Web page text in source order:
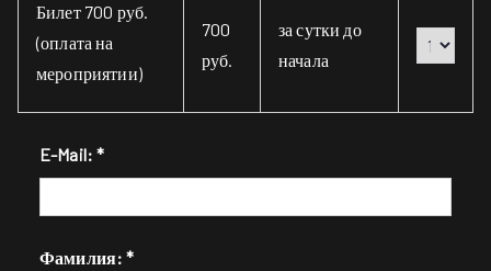
Билет 700 руб.
(оплата на
мероприятии)
700
руб.
за сутки до
начала
E-Mail: *
Фамилия: *